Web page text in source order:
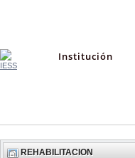
Institución
REHABILITACION